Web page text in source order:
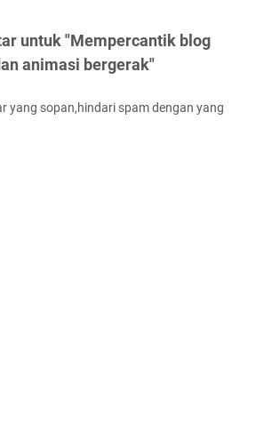
untuk "Mempercantik blog
animasi bergerak"
yang sopan,hindari spam dengan yang